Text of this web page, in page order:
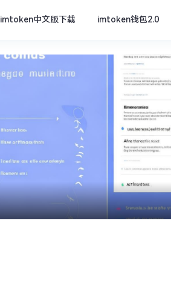
imtoken中文版下载 imtoken钱包2.0